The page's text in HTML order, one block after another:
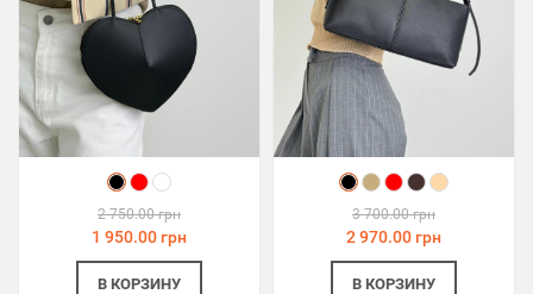
2 750.00 грн
1 950.00 грн
В КОРЗИНУ
3 700.00 грн
2 970.00 грн
В КОРЗИНУ